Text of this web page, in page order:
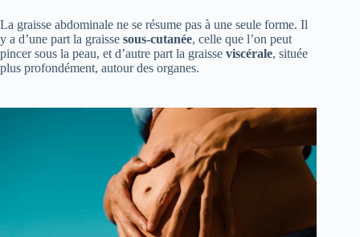
La graisse abdominale ne se résume pas à une seule forme. Il
y a d’une part la graisse sous-cutanée, celle que l’on peut
pincer sous la peau, et d’autre part la graisse viscérale, située
plus profondément, autour des organes.